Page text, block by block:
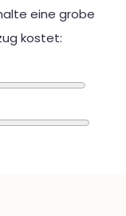
eine grobe
kostet: